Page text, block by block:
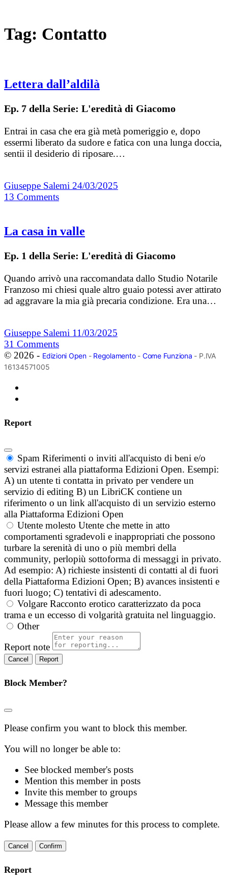
Tag: Contatto
Lettera dall’aldilà
Ep. 7 della Serie: L'eredità di Giacomo
Entrai in casa che era già metà pomeriggio e, dopo
essermi liberato da sudore e fatica con una lunga doccia,
sentii il desiderio di riposare.…
Giuseppe Salemi 24/03/2025
13 Comments
La casa in valle
Ep. 1 della Serie: L'eredità di Giacomo
Quando arrivò una raccomandata dallo Studio Notarile
Franzoso mi chiesi quale altro guaio potessi aver attirato
ad aggravare la mia già precaria condizione. Era una…
Giuseppe Salemi 11/03/2025
31 Comments
© 2026 - Edizioni Open- Regolamento- Come Funziona - P.IVA
16134571005
Report
Spam Riferimenti o inviti all'acquisto di beni e/o
servizi estranei alla piattaforma Edizioni Open. Esempi:
A) un utente ti contatta in privato per vendere un
servizio di editing B) un LibriCK contiene un
riferimento o un link all'acquisto di un servizio esterno
alla Piattaforma Edizioni Open
Utente molesto Utente che mette in atto
comportamenti sgradevoli e inappropriati che possono
turbare la serenità di uno o più membri della
community, perlopiù sottoforma di messaggi in privato.
Ad esempio: A) richieste insistenti di contatti al di fuori
della Piattaforma Edizioni Open; B) avances insistenti e
fuori luogo; C) tentativi di adescamento.
Volgare Racconto erotico caratterizzato da poca
trama e un eccesso di volgarità gratuita nel linguaggio.
Other
Report note
Report
Block Member?
Please confirm you want to block this member.
You will no longer be able to:
See blocked member's posts
Mention this member in posts
Invite this member to groups
Message this member
Please allow a few minutes for this process to complete.
Confirm
Report